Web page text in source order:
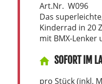
Art.Nr. W096
Das
Kinderrad in 20
mit BMX-Lenker
SOFORT IM
pro Stück (inkl.